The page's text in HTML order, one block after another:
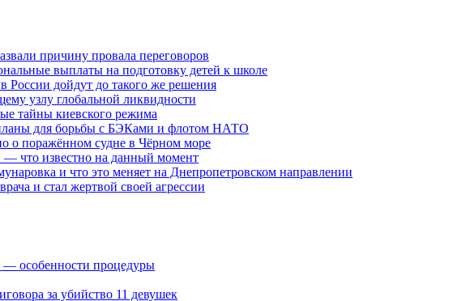
причину провала переговоров
выплаты на подготовку детей к школе
России дойдут до такого же решения
узлу глобальной ликвидности
тайны киевского режима
для борьбы с БЭКами и флотом НАТО
о поражённом судне в Чёрном море
что известно на данный момент
и что это меняет на Днепропетровском направлении
и стал жертвой своей агрессии
— особенности процедуры
за убийство 11 девушек